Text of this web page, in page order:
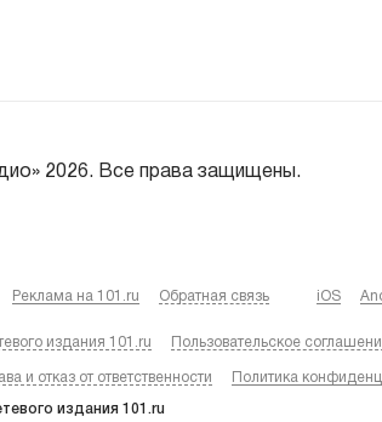
2026. Все права защищены.
Реклама на 101.ru Обратная связь iOS
издания 101.ru Пользовательское
и отказ от ответственности Политика
издания 101.ru